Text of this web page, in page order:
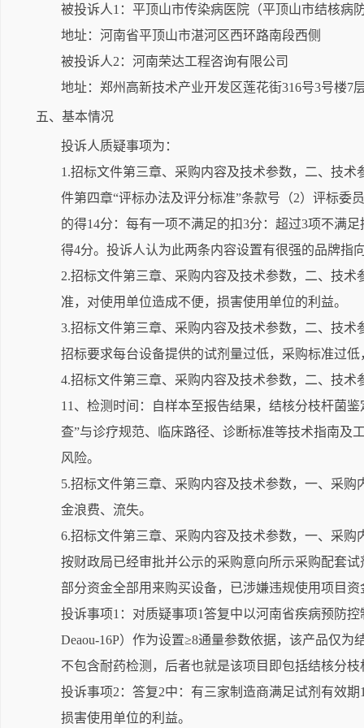
被投诉人1：平顶山市传染病医院（平顶山市结核病
地址：河南省平顶山市湛河区西环路南段西侧
被投诉人2：河南荣达工程咨询有限公司
地址：郑州高新技术产业开发区莲花街316号3号楼7
五、基本情况
投诉人质疑事项为：
1.招标文件第三章、采购内容及技术参数，二、技
件第四章“评标办法及评分标准”条款号（2）评标委
的得14分：每有一项不满足的扣3分：超过3项不满
得4分。投诉人认为此两条内容设置有很强的品牌指
2.招标文件第三章、采购内容及技术参数，二、技
准，对使用单位造成不便，损害使用单位的利益。
3.招标文件第三章、采购内容及技术参数，二、技
招标要求每台设备提供的试剂量过低，采购标准过
4.招标文件第三章、采购内容及技术参数，二、技
11、检测时间：自样本至报告结果，结核分枝杆菌
查”与诊疗规范、临床路径、诊断标准等技术指南及
风险。
5.招标文件第三章、采购内容及技术参数，一、采
金浪费、流失。
6.招标文件第三章、采购内容及技术参数，一、采
按财政局已经审批并公示的采购意向所示采购配套
部分资金全部用来购买设备，已涉嫌违规使用项目资
投诉事项1：对质疑事项1答复中以河南省疾病预防
Deaou-16P）作为设置≥8通量参数依据，该产品仅
不包含耐药检测，后者也就是该项目即包括结核分
投诉事项2：答复2中：有三家制造商满足试剂有效
损害使用单位的利益。